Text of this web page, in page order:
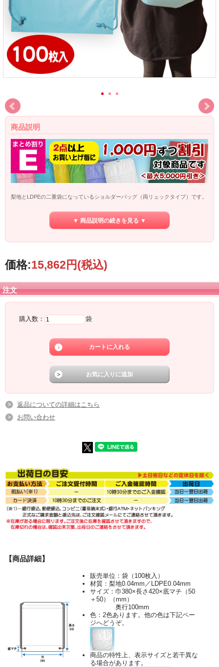
商品説明
梨地とLDPEの二重袋になっているショルダーバッグ（両リュックタイプ）です。
※こちらの商品はメーカー直送品です。【代金引換でのお支払】はご利用頂けま
払】は
▼ 商品説明の続きを見る ▼
価格:15,862円(税込)
注文
購入数： 袋
返品についての詳細はこちら
お問い合わせ
【商品詳細】
販売単位：袋（100枚入）
材質：梨地0.04mm／LDPE0.04mm
サイズ：巾380×長さ420×底マチ（50
＋50）（mm）
奥行100mm
色：2色あります。他の色は下記ペー
ジへどうぞ。
商品の特性上、表示サイズと若干異な
る場合があります。